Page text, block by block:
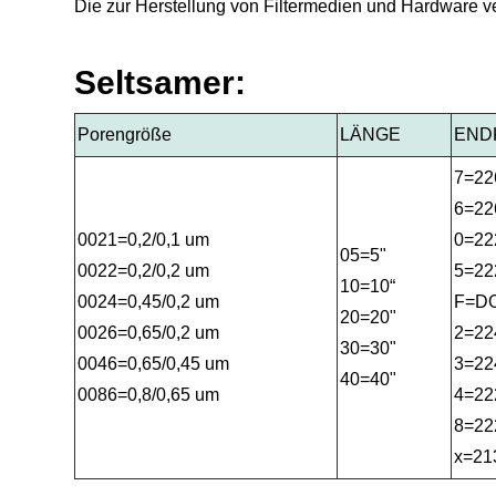
Die zur Herstellung von Filtermedien und Hardware
Seltsamer:
Porengröße LÄNGE
0021=0,2/0,1 um
0022=0,2/0,2 um
0024=0,45/0,2 um
0026=0,65/0,2 um
0046=0,65/0,45 um
0086=0,8/0,65 um
05=5"
10=10“
20=20"
30=30"
40=40"